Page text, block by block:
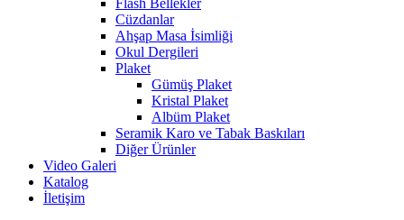
Flash Bellekler
Cüzdanlar
Ahşap Masa İsimliği
Okul Dergileri
Plaket
Gümüş Plaket
Kristal Plaket
Albüm Plaket
Seramik Karo ve Tabak Baskıları
Diğer Ürünler
Video Galeri
Katalog
İletişim